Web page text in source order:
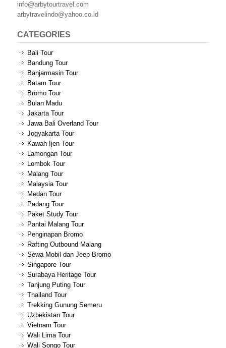
info@arbytourtravel.com
arbytravelindo@yahoo.co.id
CATEGORIES
Bali Tour
Bandung Tour
Banjarmasin Tour
Batam Tour
Bromo Tour
Bulan Madu
Jakarta Tour
Jawa Bali Overland Tour
Jogyakarta Tour
Kawah Ijen Tour
Lamongan Tour
Lombok Tour
Malang Tour
Malaysia Tour
Medan Tour
Padang Tour
Paket Study Tour
Pantai Malang Tour
Penginapan Bromo
Rafting Outbound Malang
Sewa Mobil dan Jeep Bromo
Singapore Tour
Surabaya Heritage Tour
Tanjung Puting Tour
Thailand Tour
Trekking Gunung Semeru
Uzbekistan Tour
Vietnam Tour
Wali Lima Tour
Wali Songo Tour